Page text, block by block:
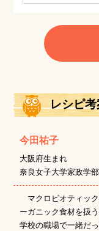
レシピ
今田祐子
大阪府生まれ
奈良女子大学家政学
マクロビオティッ
ーガニック食材を扱
学校の職場で一緒だ